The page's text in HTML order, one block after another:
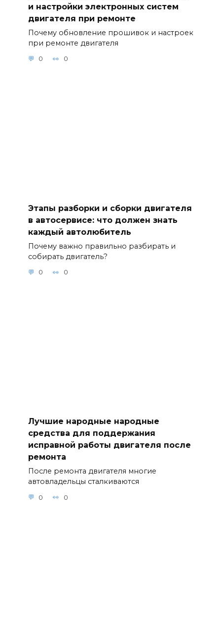
и настройки электронных систем
двигателя при ремонте
Почему обновление прошивок и настроек
при ремонте двигателя
0 0
Этапы разборки и сборки двигателя
в автосервисе: что должен знать
каждый автолюбитель
Почему важно правильно разбирать и
собирать двигатель?
0 0
Лучшие народные народные
средства для поддержания
исправной работы двигателя после
ремонта
После ремонта двигателя многие
автовладельцы сталкиваются
0 0